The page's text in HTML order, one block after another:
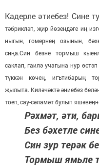
Кадерле әтиебез! Сине
тәбрикләп, җир йөзендәге иң
ныгын, гомернең озынын,
сиңа.Син безне тормыш
саклап, гаилә учагына нур
түккән көчең, игътибарың
җылыта. Киләчәктәәниебез
тоеп, сау-сәламәт булып
Рәхмәт, әти,
Без бәхетле
Син зур терәк
Тормыш ямьле